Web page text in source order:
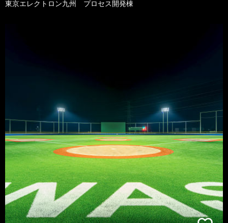
東京エレクトロン九州 プロセス開発棟